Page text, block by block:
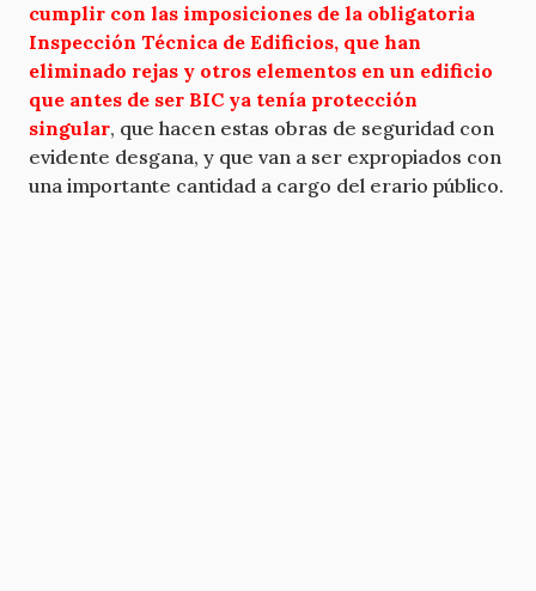
cumplir con las imposiciones de la obligatoria
Inspección Técnica de Edificios, que han
eliminado rejas y otros elementos en un edificio
que antes de ser BIC ya tenía protección
singular, que hacen estas obras de seguridad con
evidente desgana, y que van a ser expropiados con
una importante cantidad a cargo del erario público.